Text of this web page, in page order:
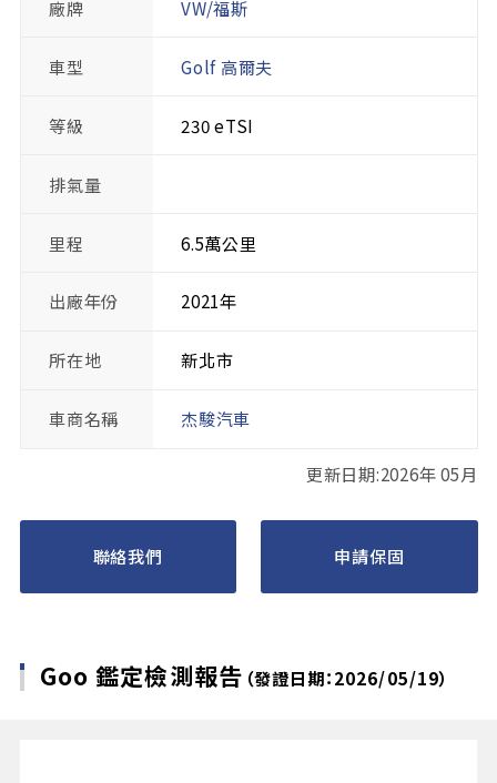
廠牌 VW/福斯
車型 Golf 高爾夫
等級 230 eTSI
排氣量
里程 6.5萬公里
出廠年份 2021年
所在地 新北市
車商名稱 杰駿汽車
更新日期:2026年 05月
聯絡我們 申請保固
Goo 鑑定檢測報告 （發證日期：2026/05/19）